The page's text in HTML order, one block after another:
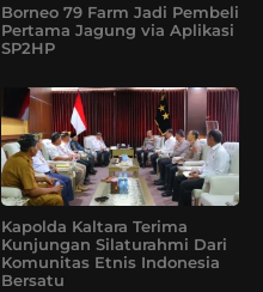
Borneo 79 Farm Jadi Pembeli
Pertama Jagung via Aplikasi
SP2HP
Kapolda Kaltara Terima
Kunjungan Silaturahmi Dari
Komunitas Etnis Indonesia
Bersatu